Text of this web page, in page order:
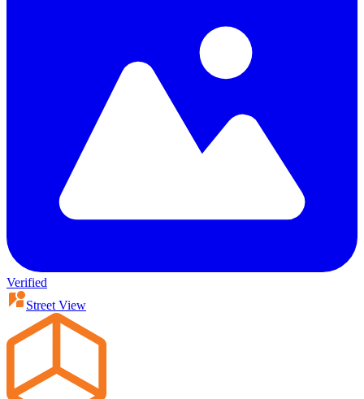
Verified
Street View